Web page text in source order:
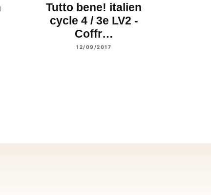
Tutto bene! italien
cycle 4 / 3e LV2 -
Coffr…
12/09/2017